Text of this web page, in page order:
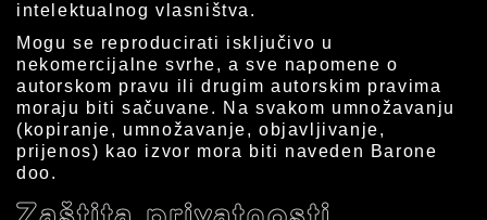
intelektualnog vlasništva.
Mogu se reproducirati isključivo u
nekomercijalne svrhe, a sve napomene o
autorskom pravu ili drugim autorskim pravima
moraju biti sačuvane. Na svakom umnožavanju
(kopiranje, umnožavanje, objavljivanje,
prijenos) kao izvor mora biti naveden Barone
doo.